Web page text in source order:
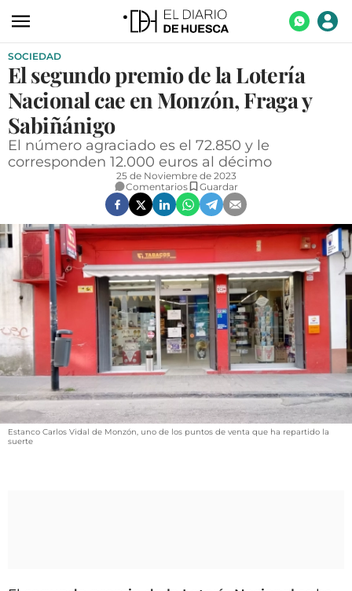
ACTUALIDAD
ECONOMÍA
TECNOLOGÍA
TURISMO
CULTURA
SOCIEDAD
OPINIÓN
GALERÍAS
VÍDEOS
CONTACTAR
FIESTAS EN EL ALTO ARAGÓN
FIESTAS DE SAN LORENZO
ESQUELAS
SOCIEDAD
El segundo premio de la Lotería
Nacional cae en Monzón, Fraga y
Sabiñánigo
El número agraciado es el 72.850 y le
corresponden 12.000 euros al décimo
25 de Noviembre de 2023
Comentarios
Guardar
Estanco Carlos Vidal de Monzón, uno de los puntos de venta que ha repartido la
suerte